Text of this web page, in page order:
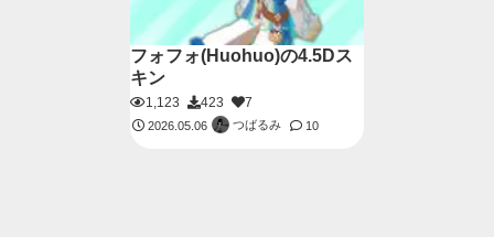
フォフォ(Huohuo)の4.5Dス
キン
1,123 423 7
2026.05.06 つばるみ 10